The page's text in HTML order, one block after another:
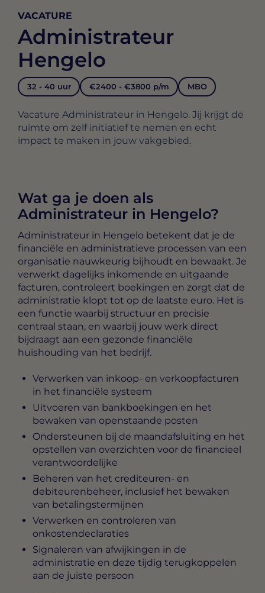
VACATURE
Administrateur
Hengelo
32 - 40 uur €2400 - €3800 p/m MBO
Vacature Administrateur in Hengelo. Jij krijgt de
ruimte om zelf initiatief te nemen en echt
impact te maken in jouw vakgebied.
Wat ga je doen als
Administrateur in Hengelo?
Administrateur in Hengelo betekent dat je de
financiële en administratieve processen van een
organisatie nauwkeurig bijhoudt en bewaakt. Je
verwerkt dagelijks inkomende en uitgaande
facturen, controleert boekingen en zorgt dat de
administratie klopt tot op de laatste euro. Het is
een functie waarbij structuur en precisie
centraal staan, en waarbij jouw werk direct
bijdraagt aan een gezonde financiële
huishouding van het bedrijf.
Verwerken van inkoop- en verkoopfacturen
in het financiële systeem
Uitvoeren van bankboekingen en het
bewaken van openstaande posten
Ondersteunen bij de maandafsluiting en het
opstellen van overzichten voor de financieel
verantwoordelijke
Beheren van het crediteuren- en
debiteurenbeheer, inclusief het bewaken
van betalingstermijnen
Verwerken en controleren van
onkostendeclaraties
Signaleren van afwijkingen in de
administratie en deze tijdig terugkoppelen
aan de juiste persoon